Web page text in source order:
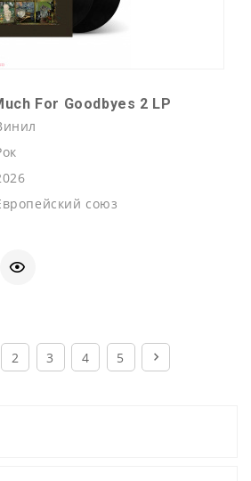
For Goodbyes 2 LP
союз
2 3 4 5